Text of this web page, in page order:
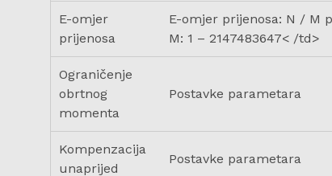
E-omjer
prijenosa
E-omjer prijenosa: N / M
M: 1 – 2147483647< /td>
Ograničenje
obrtnog
momenta
Postavke parametara
Kompenzacija
unaprijed
Postavke parametara